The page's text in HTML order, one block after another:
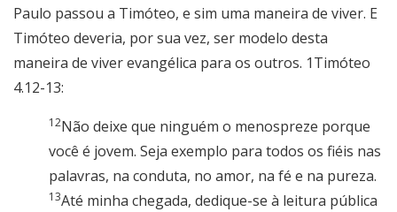
Paulo passou a Timóteo, e sim uma maneira de viver. E
Timóteo deveria, por sua vez, ser modelo desta
maneira de viver evangélica para os outros. 1Timóteo
4.12-13:
12Não deixe que ninguém o menospreze porque
você é jovem. Seja exemplo para todos os fiéis nas
palavras, na conduta, no amor, na fé e na pureza.
13Até minha chegada, dedique-se à leitura pública